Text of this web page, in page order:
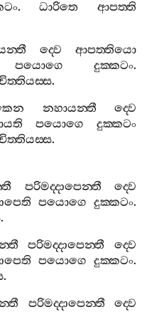
.ධාරිතෙ
ආපත‍්ති
ද‍්වෙ
ආපත‍්තියො
පයොගෙ දුක‍්කටං.
.
නහායන‍්තී
ද‍්වෙ
පයොගෙ
දුක‍්කටං
.
පරිමද‍්දාපෙන‍්තී
ද‍්වෙ
පයොගෙ දුක‍්කටං.
.
පරිමද‍්දාපෙන‍්තී
ද‍්වෙ
පයොගෙ දුක‍්කටං.
.
පරිමද‍්දාපෙන‍්තී
ද‍්වෙ